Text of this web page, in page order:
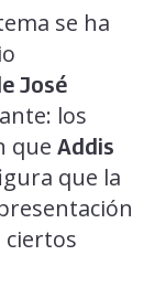
se ha
José
los
que Addis
que la
ciertos